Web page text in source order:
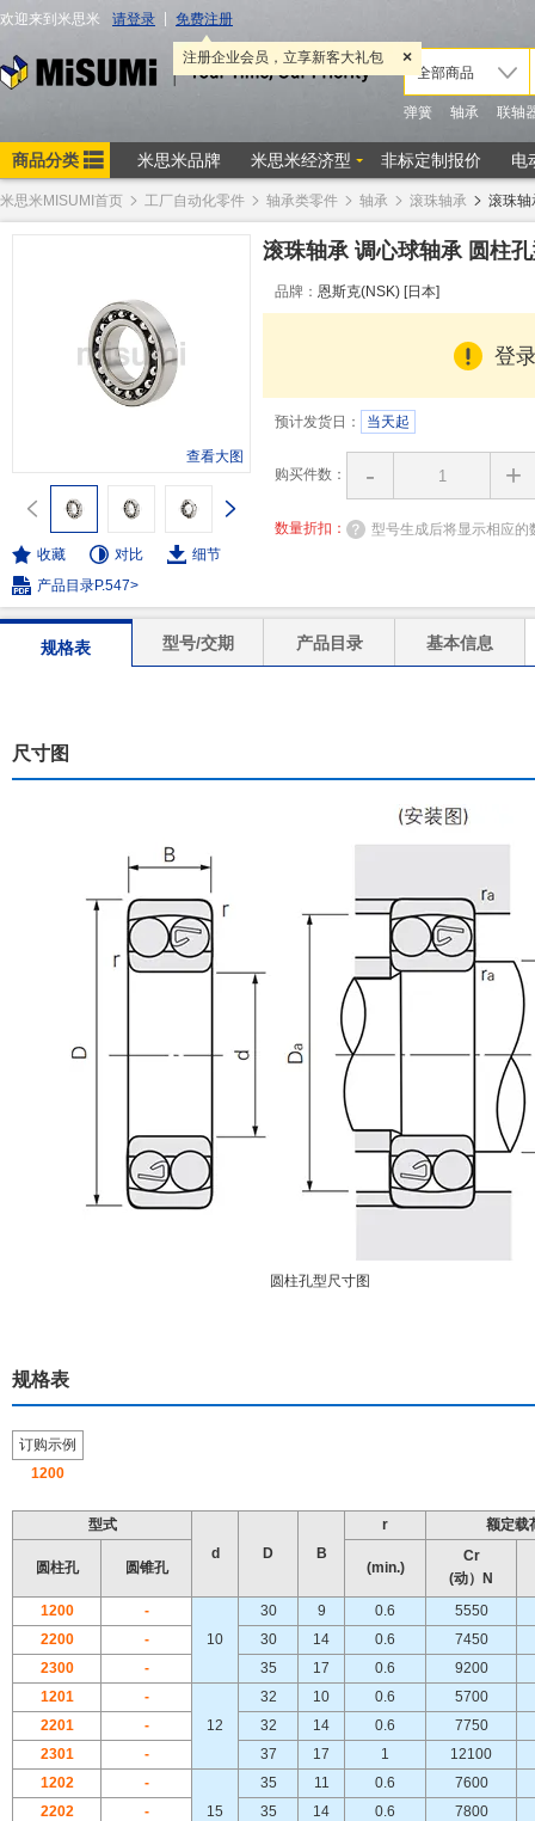
米思米MISUMI首页 工厂自动化零件 轴承类零件 轴承 滚珠轴承 滚珠轴
查看大图
收藏 对比
细节
产品目录P.547>
滚珠轴承 调心球轴承 圆柱
品牌： 恩斯克(NSK) [日本]
登
预计发货日： 当天起
购买件数： - +
数量折扣： 型号生成后将显示相应的
规格表 型号/交期 产品目录 基本信息
尺寸图
圆柱孔型尺寸图
规格表
订购示例
1200
型式
d
D B
r 额定载
圆柱孔 圆锥孔 (min.)
Cr
(动）N
1200
-
10
30 9 0.6
5550
2200
- 30 14 0.6
7450
2300
- 35 17 0.6
9200
1201
-
12
32 10 0.6
5700
2201
- 32 14 0.6
7750
2301
- 37 17 1
12100
1202
-
15
35 11 0.6
7600
2202
- 35 14 0.6
7800